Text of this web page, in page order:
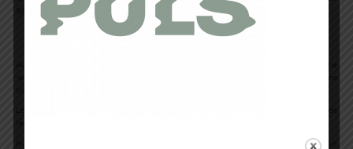
54kg donc j’ai eu un taille S qui me convenait très bien.
Une technicité simple mais efficace
permettant une utilisation sous un